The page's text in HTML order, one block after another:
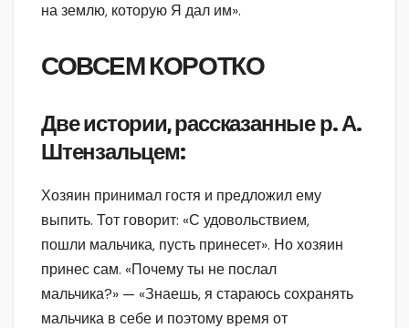
на землю, которую Я дал им».
СОВСЕМ КОРОТКО
Две истории, рассказанные р. А.
Штензальцем:
Хозяин принимал гостя и предложил ему
выпить. Тот говорит: «С удовольствием,
пошли мальчика, пусть принесет». Но хозяин
принес сам. «Почему ты не послал
мальчика?» — «Знаешь, я стараюсь сохранять
мальчика в себе и поэтому время от